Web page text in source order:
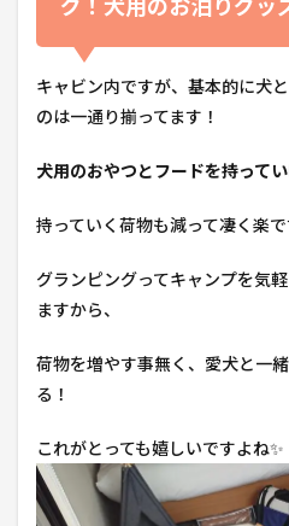
グ！犬用のお泊りグッ
キャビン内ですが、基本的に犬
のは一通り揃ってます！
犬用のおやつとフードを持って
持っていく荷物も減って凄く楽
グランピングってキャンプを気
ますから、
荷物を増やす事無く、愛犬と一
る！
これがとっても嬉しいですよね✨